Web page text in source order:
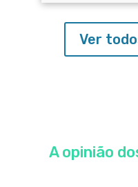
Ver
A opinião